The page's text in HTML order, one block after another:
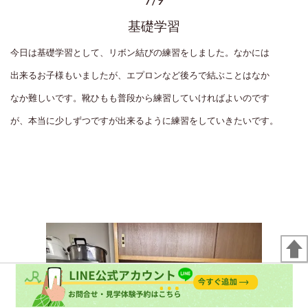
基礎学習
今日は基礎学習として、リボン結びの練習をしました。なかには
出来るお子様もいましたが、エプロンなど後ろで結ぶことはなか
なか難しいです。靴ひもも普段から練習していければよいのです
が、本当に少しずつですが出来るように練習をしていきたいです。